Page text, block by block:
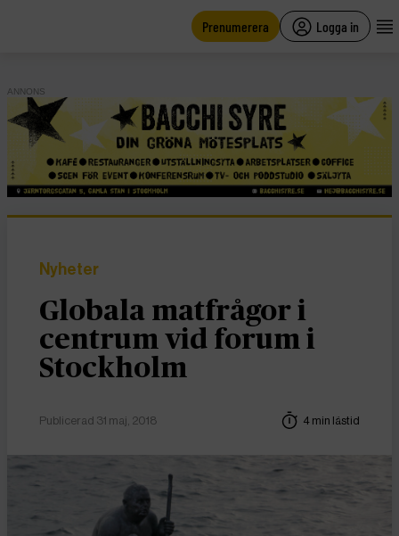
Prenumerera Logga in
ANNONS
Nyheter
Globala matfrågor i
centrum vid forum i
Stockholm
Publicerad 31 maj, 2018 4 min lästid